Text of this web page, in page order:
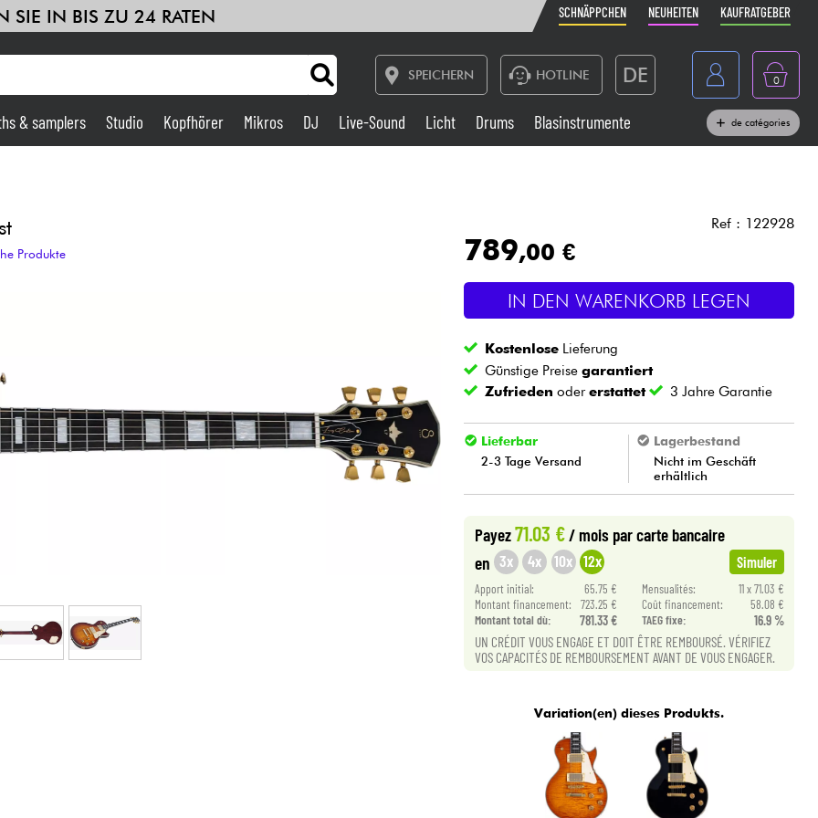
SIE IN BIS ZU 24 RATEN SCHNÄPPCHEN NEUHEITEN KAUFRATGEBER
SPEICHERN HOTLINE DE
Belgique
Nederland
0
Live-Sound
Blasinstrumente
Kabel & Zubehöre
Bundle
Sehen Sie sich unsere Marken an
& samplers Studio Kopfhörer Mikros DJ Live-Sound Licht Drums Blasinstrumente de catégories
Produkte
Ref : 122928
789,00 €
IN DEN WARENKORB LEGEN
Kostenlose Lieferung
Günstige Preisegarantiert
Zufrieden odererstattet 3 Jahre Garantie
Lieferbar
2-3 Tage Versand
Lagerbestand
Nicht im Geschäft
erhältlich
Payez71.03 €/ mois par carte bancaire
en 3x 4x 10x 12x Simuler
Apport initial: 65.75 € Mensualités:
11 x 71.03 €
Montant financement:
723.25 € Coût financement:
58.08 €
Montant total dù:
781.33 € TAEG fixe: 16.9 %
UN CRÉDIT VOUS ENGAGE ET DOIT ÊTRE REMBOURSÉ. VÉRIFIEZ
VOS CAPACITÉS DE REMBOURSEMENT AVANT DE VOUS ENGAGER.
Variation(en) dieses Produkts.